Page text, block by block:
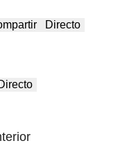
Directo